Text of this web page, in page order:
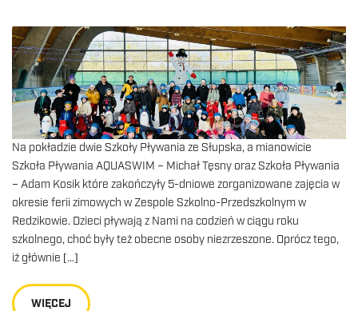
Na pokładzie dwie Szkoły Pływania ze Słupska, a mianowicie
Szkoła Pływania AQUASWIM – Michał Tęsny oraz Szkoła Pływania
– Adam Kosik które zakończyły 5-dniowe zorganizowane zajęcia w
okresie ferii zimowych w Zespole Szkolno-Przedszkolnym w
Redzikowie. Dzieci pływają z Nami na codzień w ciągu roku
szkolnego, choć były też obecne osoby niezrzeszone. Oprócz tego,
iż głównie […]
WIĘCEJ